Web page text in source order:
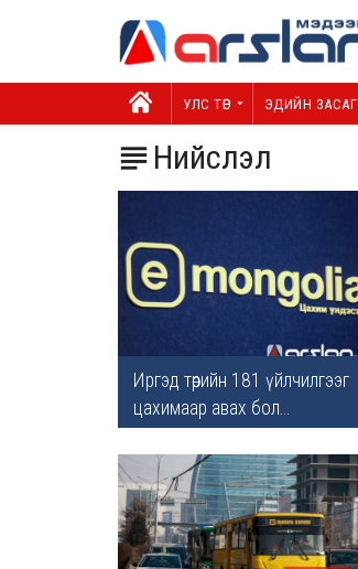
УЛС ТӨР ЭДИЙН ЗАСАГ
 Нийслэл
Иргэд төрийн 181 үйлчилгээг
цахимаар авах бол...